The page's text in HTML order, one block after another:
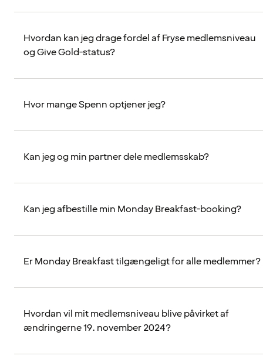
Hvordan kan jeg drage fordel af Fryse medlemsniveau
og Give Gold-status?
Hvor mange Spenn optjener jeg?
Kan jeg og min partner dele medlemsskab?
Kan jeg afbestille min Monday Breakfast-booking?
Er Monday Breakfast tilgængeligt for alle medlemmer?
Hvordan vil mit medlemsniveau blive påvirket af
ændringerne 19. november 2024?